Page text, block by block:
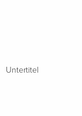
Untertitel